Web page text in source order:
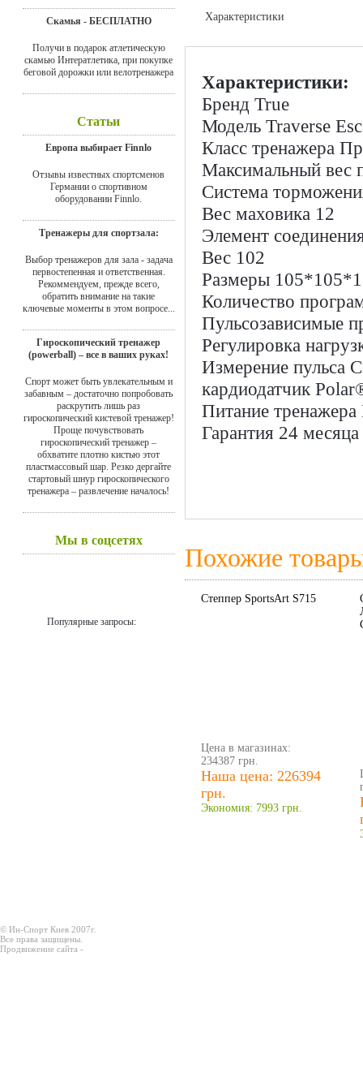
Скамья - БЕСПЛАТНО
Получи в подарок атлетическую
скамью Интератлетика, при покупке
беговой дорожки или велотренажера
Статьи
Европа выбирает Finnlo
Отзывы известных спортсменов
Германии о спортивном
оборудовании Finnlo.
Тренажеры для спортзала:
Выбор тренажеров для зала - задача
первостепенная и ответственная.
Рекоммендуем, прежде всего,
обратить внимание на такие
ключевые моменты в этом вопросе...
Гироскопический тренажер
(powerball) – все в ваших руках!
Спорт может быть увлекательным и
забавным – достаточно попробовать
раскрутить лишь раз
гироскопический кистевой тренажер!
Проще почувствовать
гироскопический тренажер –
обхватите плотно кистью этот
пластмассовый шар. Резко дергайте
стартовый шнур гироскопического
тренажера – развлечение началось!
Мы в соцсетях
Популярные запросы:
Характеристики
Характеристики:
Бренд True
Модель Traverse
Класс тренажера
Максимальный вес
Система
Вес маховика 12
Элемент
Вес 102
Размеры
Количество
Пульсозависимые
Регулировка
Измерение пульса
кардиодатчик
Питание тренажера
Гарантия 24 месяца
Похожие
Степпер SportsArt S715
Цена в магазинах:
234387 грн.
Наша цена: 226394
грн.
Экономия: 7993 грн.
© Ин-Спорт Киев 2007г.
Все права защищены.
Продвижение сайта -